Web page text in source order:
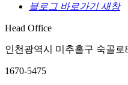
블로그 바로가기 새창
Head Office
인천광역시 미추홀구 숙골
1670-5475